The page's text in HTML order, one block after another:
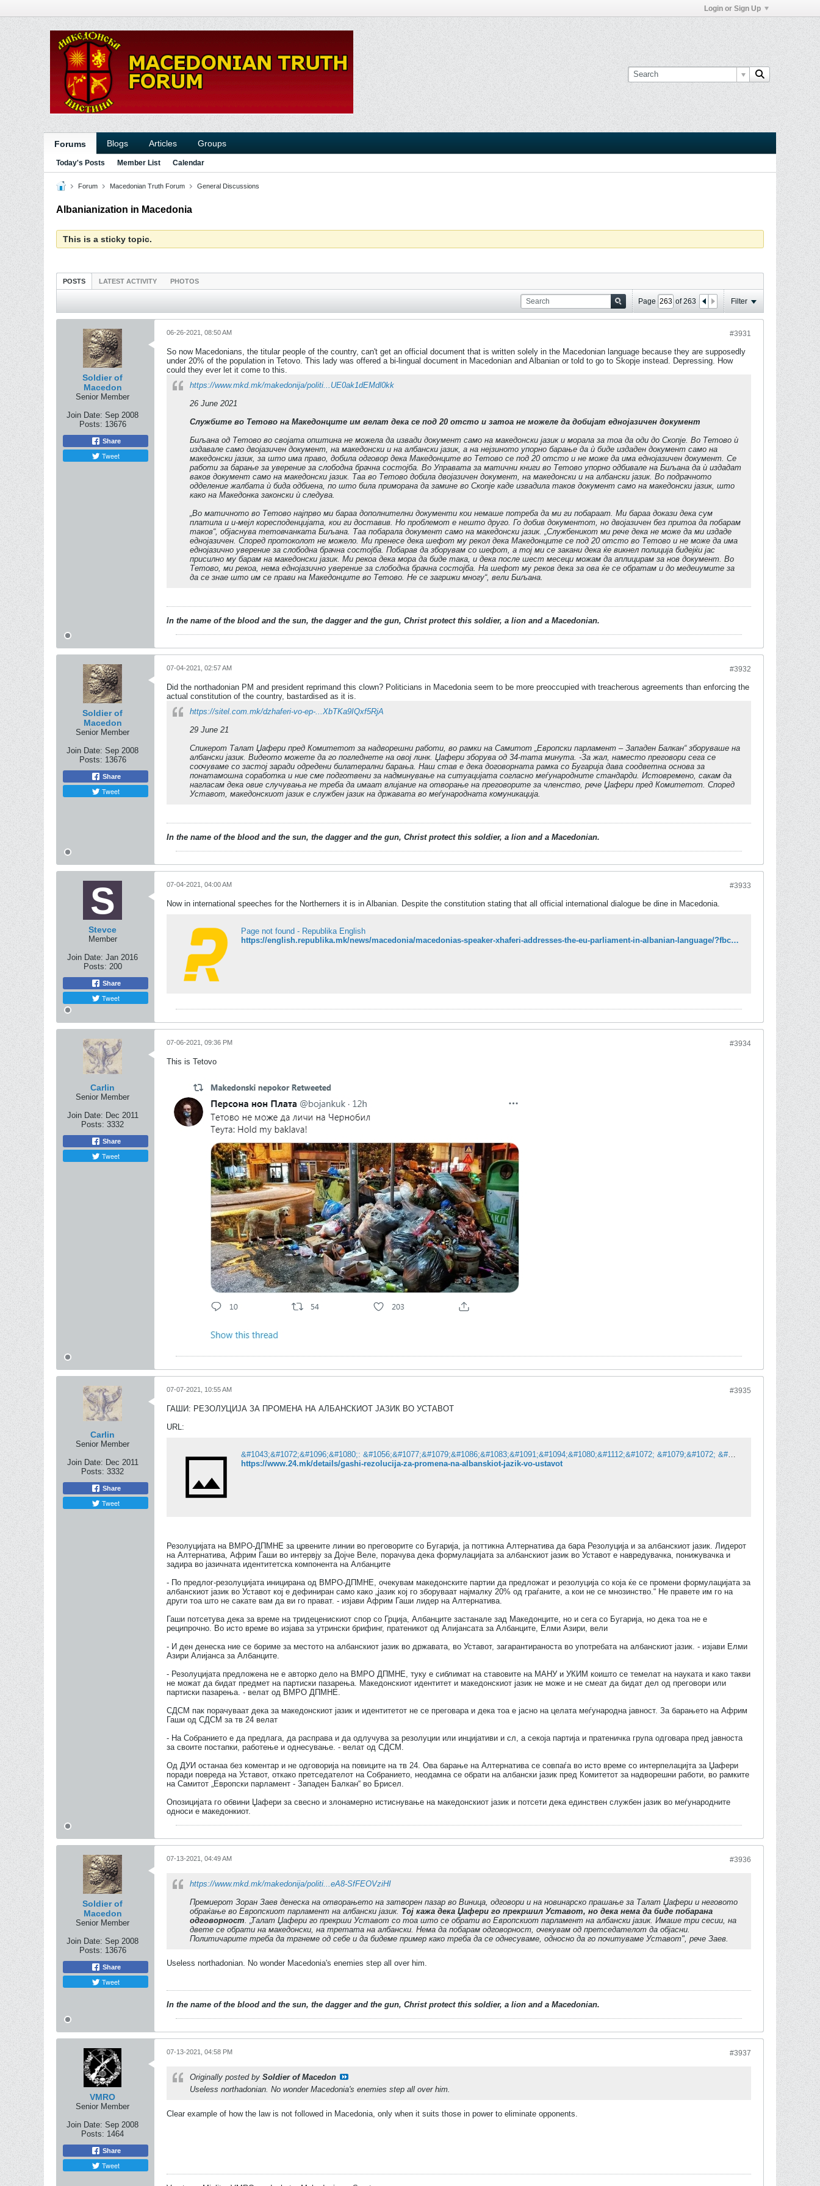
Login or Sign Up
Forums Blogs Articles Groups
Today's Posts Member List Calendar
Forum Macedonian Truth Forum General Discussions
Albanianization in Macedonia
This is a sticky topic.
POSTS LATEST ACTIVITY PHOTOS
Page of263 Filter
Soldier of
Macedon
Senior Member
Join Date: Sep 2008
Posts: 13676
Share
Tweet
#3931
06-26-2021, 08:50 AM
So now Macedonians, the titular people of the country, can't get an official document that is written solely in the Macedonian language because they are supposedly
under 20% of the population in Tetovo. This lady was offered a bi-lingual document in Macedonian and Albanian or told to go to Skopje instead. Depressing. How
could they ever let it come to this.
https://www.mkd.mk/makedonija/politi...UE0ak1dEMdl0kk
26 June 2021
Службите во Тетово на Македонците им велат дека се под 20 отсто и затоа не можеле да добијат еднојазичен документ
Биљана од Тетово во својата општина не можела да извади документ само на македонски јазик и морала за тоа да оди до Скопје. Во Тетово ѝ
издавале само двојазичен документ, на македонски и на албански јазик, а на нејзиното упорно барање да ѝ биде издаден документ само на
македонски јазик, за што има право, добила одговор дека Македонците во Тетово се под 20 отсто и не може да има еднојазичен документ. Се
работи за барање за уверение за слободна брачна состојба. Во Управата за матични книги во Тетово упорно одбивале на Биљана да ѝ издадат
ваков документ само на македонски јазик. Таа во Тетово добила двојазичен документ, на македонски и на албански јазик. Во подрачното
одделение жалбата ѝ бида одбиена, по што била приморана да замине во Скопје каде извадила таков документ само на македонски јазик, што
како на Македонка законски ѝ следува.
„Во матичното во Тетово најпрво ми бараа дополнителни документи кои немаше потреба да ми ги побараат. Ми бараа докази дека сум
платила и и-мејл коресподенцијата, кои ги доставив. Но проблемот е нешто друго. Го добив документот, но двојазичен без притоа да побарам
таков“, објаснува тетовчанката Биљана. Таа побарала документ само на македонски јазик. „Службеникот ми рече дека не може да ми издаде
еднојазичен. Според протоколот не можело. Ми пренесе дека шефот му рекол дека Македонците се под 20 отсто во Тетово и не може да има
еднојазично уверение за слободна брачна состојба. Побарав да зборувам со шефот, а тој ми се закани дека ќе викнел полиција бидејќи јас
присилно му барам на македонски јазик. Ми рекоа дека мора да биде така, и дека после шест месеци можам да аплицирам за нов документ. Во
Тетово, ми рекоа, нема еднојазично уверение за слободна брачна состојба. На шефот му реков дека за ова ќе се обратам и до медеиумите за
да се знае што им се прави на Македонците во Тетово. Не се загрижи многу“, вели Биљана.
In the name of the blood and the sun, the dagger and the gun, Christ protect this soldier, a lion and a Macedonian.
Soldier of
Macedon
Senior Member
Join Date: Sep 2008
Posts: 13676
Share
Tweet
#3932
07-04-2021, 02:57 AM
Did the northadonian PM and president reprimand this clown? Politicians in Macedonia seem to be more preoccupied with treacherous agreements than enforcing the
actual constitution of the country, bastardised as it is.
https://sitel.com.mk/dzhaferi-vo-ep-...XbTKa9IQxf5RjA
29 June 21
Спикерот Талат Џафери пред Комитетот за надворешни работи, во рамки на Самитот „Европски парламент – Западен Балкан“ зборуваше на
албански јазик. Видеото можете да го погледнете на овој линк. Џафери зборува од 34-тата минута. -За жал, наместо преговори сега се
соочуваме со застој заради одредени билатерални барања. Наш став е дека договорната рамка со Бугарија дава соодветна основа за
понатамошна соработка и ние сме подготвени за надминување на ситуацијата согласно меѓународните стандарди. Истовремено, сакам да
нагласам дека овие случувања не треба да имаат влијание на отворање на преговорите за членство, рече Џафери пред Комитетот. Според
Уставот, македонскиот јазик е службен јазик на државата во меѓународната комуникација.
In the name of the blood and the sun, the dagger and the gun, Christ protect this soldier, a lion and a Macedonian.
Stevce
Member
Join Date: Jan 2016
Posts: 200
Share
Tweet
#3933
07-04-2021, 04:00 AM
Now in international speeches for the Northerners it is in Albanian. Despite the constitution stating that all official international dialogue be dine in Macedonia.
Page not found - Republika English
https://english.republika.mk/news/macedonia/macedonias-speaker-xhaferi-addresses-the-eu-parliament-in-albanian-language/?fbclid=IwAR3XfaJMDNa23aFyjZyVsKrf3BsD7t0rUbvE0PaWVrN5MKm5W9apwNDYlrU
Carlin
Senior Member
Join Date: Dec 2011
Posts: 3332
Share
Tweet
#3934
07-06-2021, 09:36 PM
This is Tetovo
Carlin
Senior Member
Join Date: Dec 2011
Posts: 3332
Share
Tweet
#3935
07-07-2021, 10:55 AM
ГАШИ: РЕЗОЛУЦИЈА ЗА ПРОМЕНА НА АЛБАНСКИОТ ЈАЗИК ВО УСТАВОТ
URL:
&#1043;&#1072;&#1096;&#1080;: &#1056;&#1077;&#1079;&#1086;&#1083;&#1091;&#1094;&#1080;&#1112;&#1072; &#1079;&#1072; &#1087;&#1088;&#1086;&#1084;&#1077;&#1085;&#1072; &#1085;&#1072; &#1072;&#1083;&#1073;&#1072;&#1085;&#1089;&#1082;&#1080;&#1086;&#1090; &#1112;&#1072;&#1079;&#1080;&#1082; &#1074;&#1086; &#1059;&#1089;&#1090;&#1072;&#1074;&#1086;&#1090;
https://www.24.mk/details/gashi-rezolucija-za-promena-na-albanskiot-jazik-vo-ustavot
Резолуцијата на ВМРО-ДПМНЕ за црвените линии во преговорите со Бугарија, ја поттикна Алтернатива да бара Резолуција и за албанскиот јазик. Лидерот
на Алтернатива, Африм Гаши во интервју за Дојче Веле, порачува дека формулацијата за албанскиот јазик во Уставот е навредувачка, понижувачка и
задира во јазичната идентитетска компонента на Албанците
- По предлог-резолуцијата иницирана од ВМРО-ДПМНЕ, очекувам македонските партии да предложат и резолуција со која ќе се промени формулацијата за
албанскиот јазик во Уставот кој е дефиниран само како „јазик кој го зборуваат најмалку 20% од граѓаните, а кои не се мнозинство.“ Не правете им го на
други тоа што не сакате вам да ви го прават. - изјави Африм Гаши лидер на Алтернатива.
Гаши потсетува дека за време на тридеценискиот спор со Грција, Албанците застанале зад Македонците, но и сега со Бугарија, но дека тоа не е
реципрочно. Во исто време во изјава за утрински брифинг, пратеникот од Алијансата за Албанците, Елми Азири, вели
- И ден денеска ние се бориме за местото на албанскиот јазик во државата, во Уставот, загарантираноста во употребата на албанскиот јазик. - изјави Елми
Азири Алијанса за Албанците.
- Резолуцијата предложена не е авторко дело на ВМРО ДПМНЕ, туку е сиблимат на ставовите на МАНУ и УКИМ коишто се темелат на науката и како такви
не можат да бидат предмет на партиски пазарења. Македонскиот идентитет и македонскиот јазик не може и не смеат да бидат дел од преговори или
партиски пазарења. - велат од ВМРО ДПМНЕ.
СДСМ пак порачуваат дека за македонскиот јазик и идентитетот не се преговара и дека тоа е јасно на целата меѓународна јавност. За барањето на Африм
Гаши од СДСМ за тв 24 велат
- На Собранието е да предлага, да расправа и да одлучува за резолуции или инцијативи и сл, а секоја партија и пратеничка група одговара пред јавноста
за своите постапки, работење и однесување. - велат од СДСМ.
Од ДУИ останаа без коментар и не одговорија на повиците на тв 24. Ова барање на Алтернатива се совпаѓа во исто време со интерпелацијта за Џафери
поради повреда на Уставот, откако претседателот на Собранието, неодамна се обрати на албански јазик пред Комитетот за надворешни работи, во рамките
на Самитот „Европски парламент - Западен Балкан“ во Брисел.
Опозицијата го обвини Џафери за свесно и злонамерно истиснување на македонскиот јазик и потсети дека единствен службен јазик во меѓународните
односи е македонкиот.
Soldier of
Macedon
Senior Member
Join Date: Sep 2008
Posts: 13676
Share
Tweet
#3936
07-13-2021, 04:49 AM
https://www.mkd.mk/makedonija/politi...eA8-SfFEOVziHI
Премиерот Зоран Заев денеска на отворањето на затворен пазар во Виница, одговори и на новинарско прашање за Талат Џафери и неговото
обраќање во Европскиот парламент на албански јазик. Тој кажа дека Џафери го прекршил Уставот, но дека нема да биде побарана
одговорност. „Талат Џафери го прекрши Уставот со тоа што се обрати во Европскиот парламент на албански јазик. Имаше три сесии, на
двете се обрати на македонски, на третата на албански. Нема да побарам одговорност, очекувам од претседателот да објасни.
Политичарите треба да тргнеме од себе и да бидеме пример како треба да се однесуваме, односно да го почитуваме Уставот", рече Заев.
Useless northadonian. No wonder Macedonia's enemies step all over him.
In the name of the blood and the sun, the dagger and the gun, Christ protect this soldier, a lion and a Macedonian.
VMRO
Senior Member
Join Date: Sep 2008
Posts: 1464
Share
Tweet
#3937
07-13-2021, 04:58 PM
Originally posted by Soldier of Macedon
Useless northadonian. No wonder Macedonia's enemies step all over him.
Clear example of how the law is not followed in Macedonia, only when it suits those in power to eliminate opponents.